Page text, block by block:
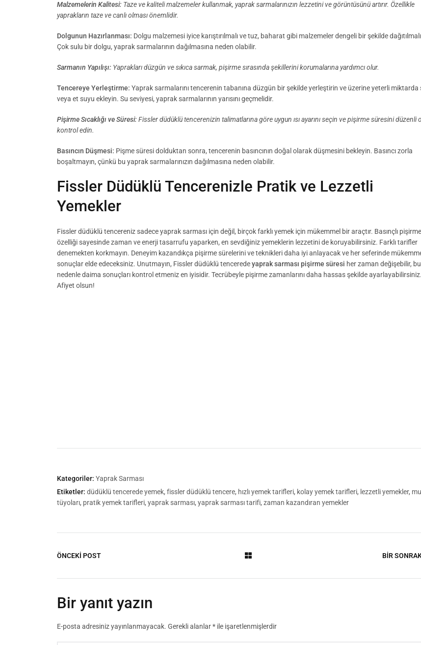
Malzemelerin Kalitesi: Taze ve kaliteli malzemeler kullanmak, yaprak sarmalarınızın lezzetini ve görüntüsünü artırır. Özellikle
yaprakların taze ve canlı olması önemlidir.
Dolgunun Hazırlanması: Dolgu malzemesi iyice karıştırılmalı ve tuz, baharat gibi malzemeler dengeli bir şekilde
Çok sulu bir dolgu, yaprak sarmalarının dağılmasına neden olabilir.
Sarmanın Yapılışı: Yaprakları düzgün ve sıkıca sarmak, pişirme sırasında şekillerini korumalarına yardımcı olur.
Tencereye Yerleştirme: Yaprak sarmalarını tencerenin tabanına düzgün bir şekilde yerleştirin ve üzerine yeterli miktarda
veya et suyu ekleyin. Su seviyesi, yaprak sarmalarının yarısını geçmelidir.
Pişirme Sıcaklığı ve Süresi: Fissler düdüklü tencerenizin talimatlarına göre uygun ısı ayarını seçin ve pişirme süresini düzenli
kontrol edin.
Basıncın Düşmesi: Pişme süresi dolduktan sonra, tencerenin basıncının doğal olarak düşmesini bekleyin. Basıncı zorla
boşaltmayın, çünkü bu yaprak sarmalarınızın dağılmasına neden olabilir.
Fissler Düdüklü Tencerenizle Pratik ve Lezzetli
Yemekler
Fissler düdüklü tencereniz sadece yaprak sarması için değil, birçok farklı yemek için mükemmel bir araçtır. Basınçlı pişirme
özelliği sayesinde zaman ve enerji tasarrufu yaparken, en sevdiğiniz yemeklerin lezzetini de koruyabilirsiniz. Farklı tarifler
denemekten korkmayın. Deneyim kazandıkça pişirme sürelerini ve teknikleri daha iyi anlayacak ve her seferinde
sonuçlar elde edeceksiniz. Unutmayın, Fissler düdüklü tenceredeyaprak sarması pişirme süresi her zaman değişebilir, bu
nedenle daima sonuçları kontrol etmeniz en iyisidir. Tecrübeyle pişirme zamanlarını daha hassas şekilde ayarlayabilirsiniz.
Afiyet olsun!
Kategoriler: Yaprak Sarması
Etiketler: düdüklü tencerede yemek, fissler düdüklü tencere, hızlı yemek tarifleri, kolay yemek tarifleri, lezzetli yemekler,
tüyoları, pratik yemek tarifleri, yaprak sarması, yaprak sarması tarifi, zaman kazandıran yemekler
ÖNCEKİ POST BİR
Bir yanıt yazın
E-posta adresiniz yayınlanmayacak. Gerekli alanlar* ile işaretlenmişlerdir